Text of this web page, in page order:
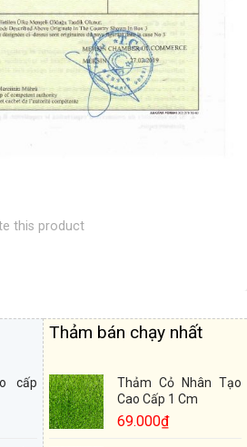
this product
cấp
Thảm bán chạy nhất
Thảm Cỏ Nhân Tạo
Cao Cấp 1 Cm
69.000₫